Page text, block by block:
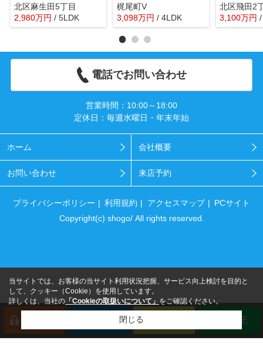
北区麻生田5丁目
2,980万円 / 5LDK
梶尾町V
3,098万円 / 4LDK
北区飛田2
3,100万円
電話でお問い合わせ
営業時間：10:00～18:00
定休日：毎週水曜日・年末年始
ホーム 会社概要
お問い合わせ 来店予約
プライバシーポリシー 利用規約 アクセスマップ
PCサイト
Copyright(c) shogo/ All rights reserved.
来店予約 LINE
当サイトでは、お客様の当サイト利用状況把握、サービス向上検討を目的と
して、クッキー（Cookie）を使用しています。
詳しくは、当社の「Cookieの取扱いについて」をご確認ください。
閉じる